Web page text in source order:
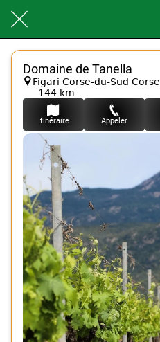
Domaine de Tanella
Figari Corse-du-Sud Corse
144 km
Itinéraire Appeler